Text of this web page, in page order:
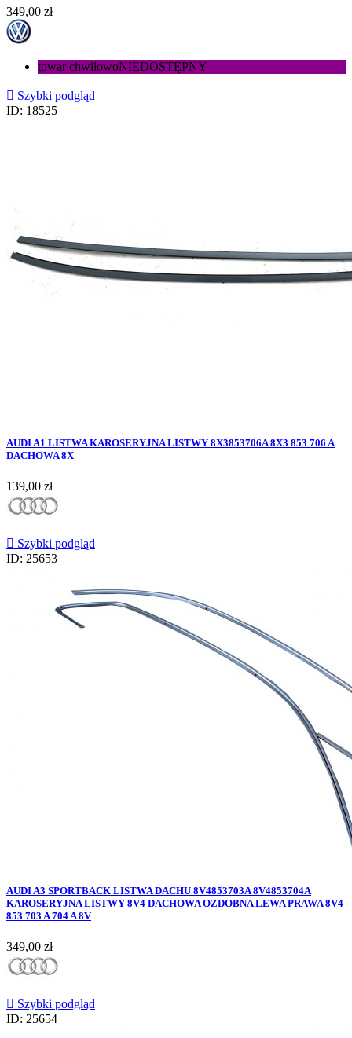
Cena
349,00 zł
towar chwilowoNIEDOSTĘPNY
 Szybki podgląd
ID: 18525
AUDI A1 LISTWA KAROSERYJNA LISTWY 8X3853706A 8X3 853 706 A
DACHOWA 8X
Cena
139,00 zł
 Szybki podgląd
ID: 25653
AUDI A3 SPORTBACK LISTWA DACHU 8V4853703A 8V4853704A
KAROSERYJNA LISTWY 8V4 DACHOWA OZDOBNA LEWA PRAWA 8V4
853 703 A 704 A 8V
Cena
349,00 zł
 Szybki podgląd
ID: 25654